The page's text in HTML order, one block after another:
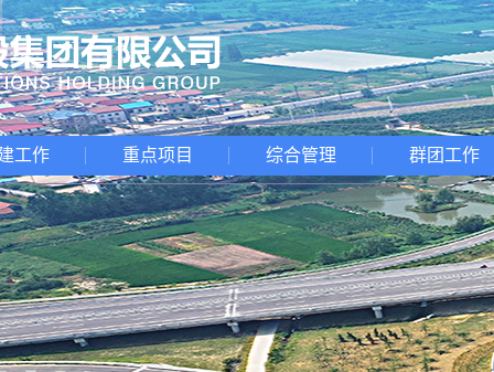
工作 重点项目 综合管理 群团工作